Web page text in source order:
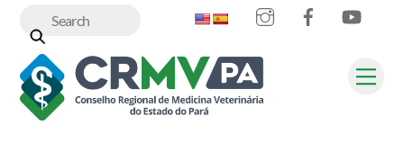
content
InstagramFacebook